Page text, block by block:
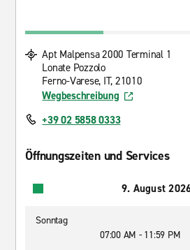
Apt Malpensa 2000 Terminal 1
Lonate Pozzolo
Ferno-Varese, IT, 21010
Wegbeschreibung
+39 02 5858 0333
Öffnungszeiten und Services
9. August
Sonntag
07:00 AM - 11:59 PM